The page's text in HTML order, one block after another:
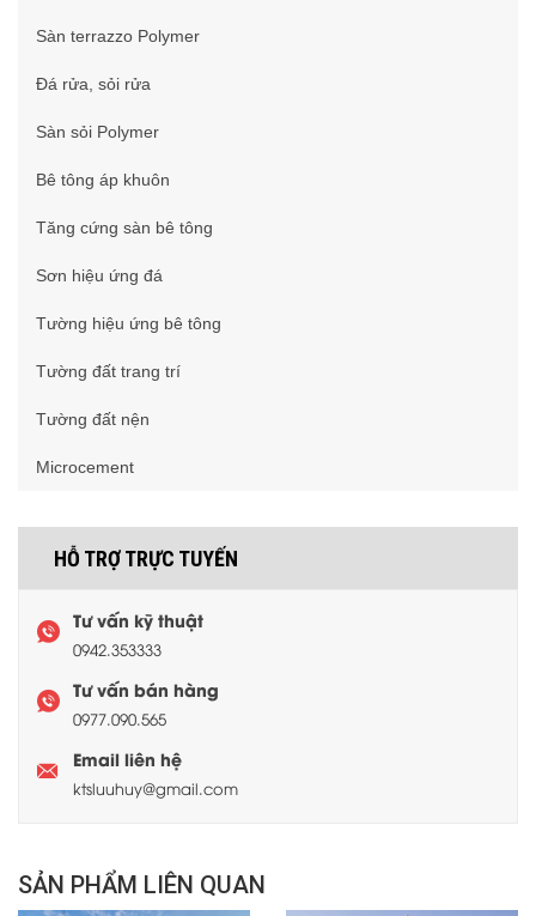
Sàn terrazzo Polymer
Đá rửa, sỏi rửa
Sàn sỏi Polymer
Bê tông áp khuôn
Tăng cứng sàn bê tông
Sơn hiệu ứng đá
Tường hiệu ứng bê tông
Tường đất trang trí
Tường đất nện
Microcement
HỖ TRỢ TRỰC TUYẾN
Tư vấn kỹ thuật
0942.353333
Tư vấn bán hàng
0977.090.565
Email liên hệ
ktsluuhuy@gmail.com
SẢN PHẨM LIÊN QUAN